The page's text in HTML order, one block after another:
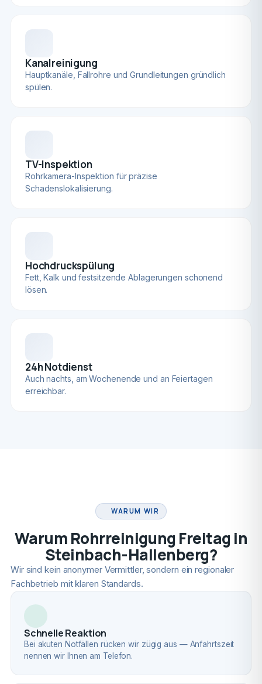
Kanalreinigung
Hauptkanäle, Fallrohre und Grundleitungen gründlich
spülen.
TV-Inspektion
Rohrkamera-Inspektion für präzise
Schadenslokalisierung.
Hochdruckspülung
Fett, Kalk und festsitzende Ablagerungen schonend
lösen.
24h Notdienst
Auch nachts, am Wochenende und an Feiertagen
erreichbar.
WARUM WIR
Warum Rohrreinigung Freitag in
Steinbach-Hallenberg?
Wir sind kein anonymer Vermittler, sondern ein regionaler
Fachbetrieb mit klaren Standards.
Schnelle Reaktion
Bei akuten Notfällen rücken wir zügig aus — Anfahrtszeit
nennen wir Ihnen am Telefon.